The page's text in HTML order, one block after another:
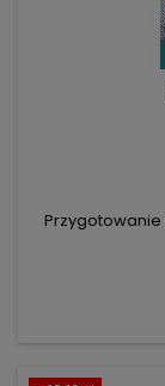
Przygotowanie